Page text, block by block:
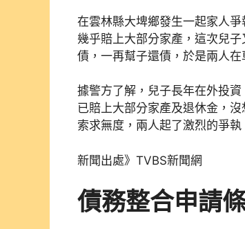
在雲林縣大埤鄉發生一起家人
幾乎賠上大部分家產，這次兒
債，一再幫子還債，於是兩人
據警方了解，兒子長年在外投
已賠上大部分家產及退休金，
索求無度，兩人起了激烈的爭執
新聞出處》TVBS新聞網
債務整合申請